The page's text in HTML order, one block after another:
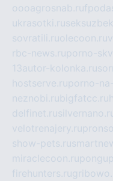
oooagrosnab.ru
ukrasotki.ru
sovratili.ruolecoon.ru
rbc-news.ruporno-
13autor-kolonka.ru
hostserve.ruporno-
neznobi.rubigfatcc.ru
delfinet.ru
velotrenajery.ru
show-pets.ru
miraclecoon.ru
firehunters.ru